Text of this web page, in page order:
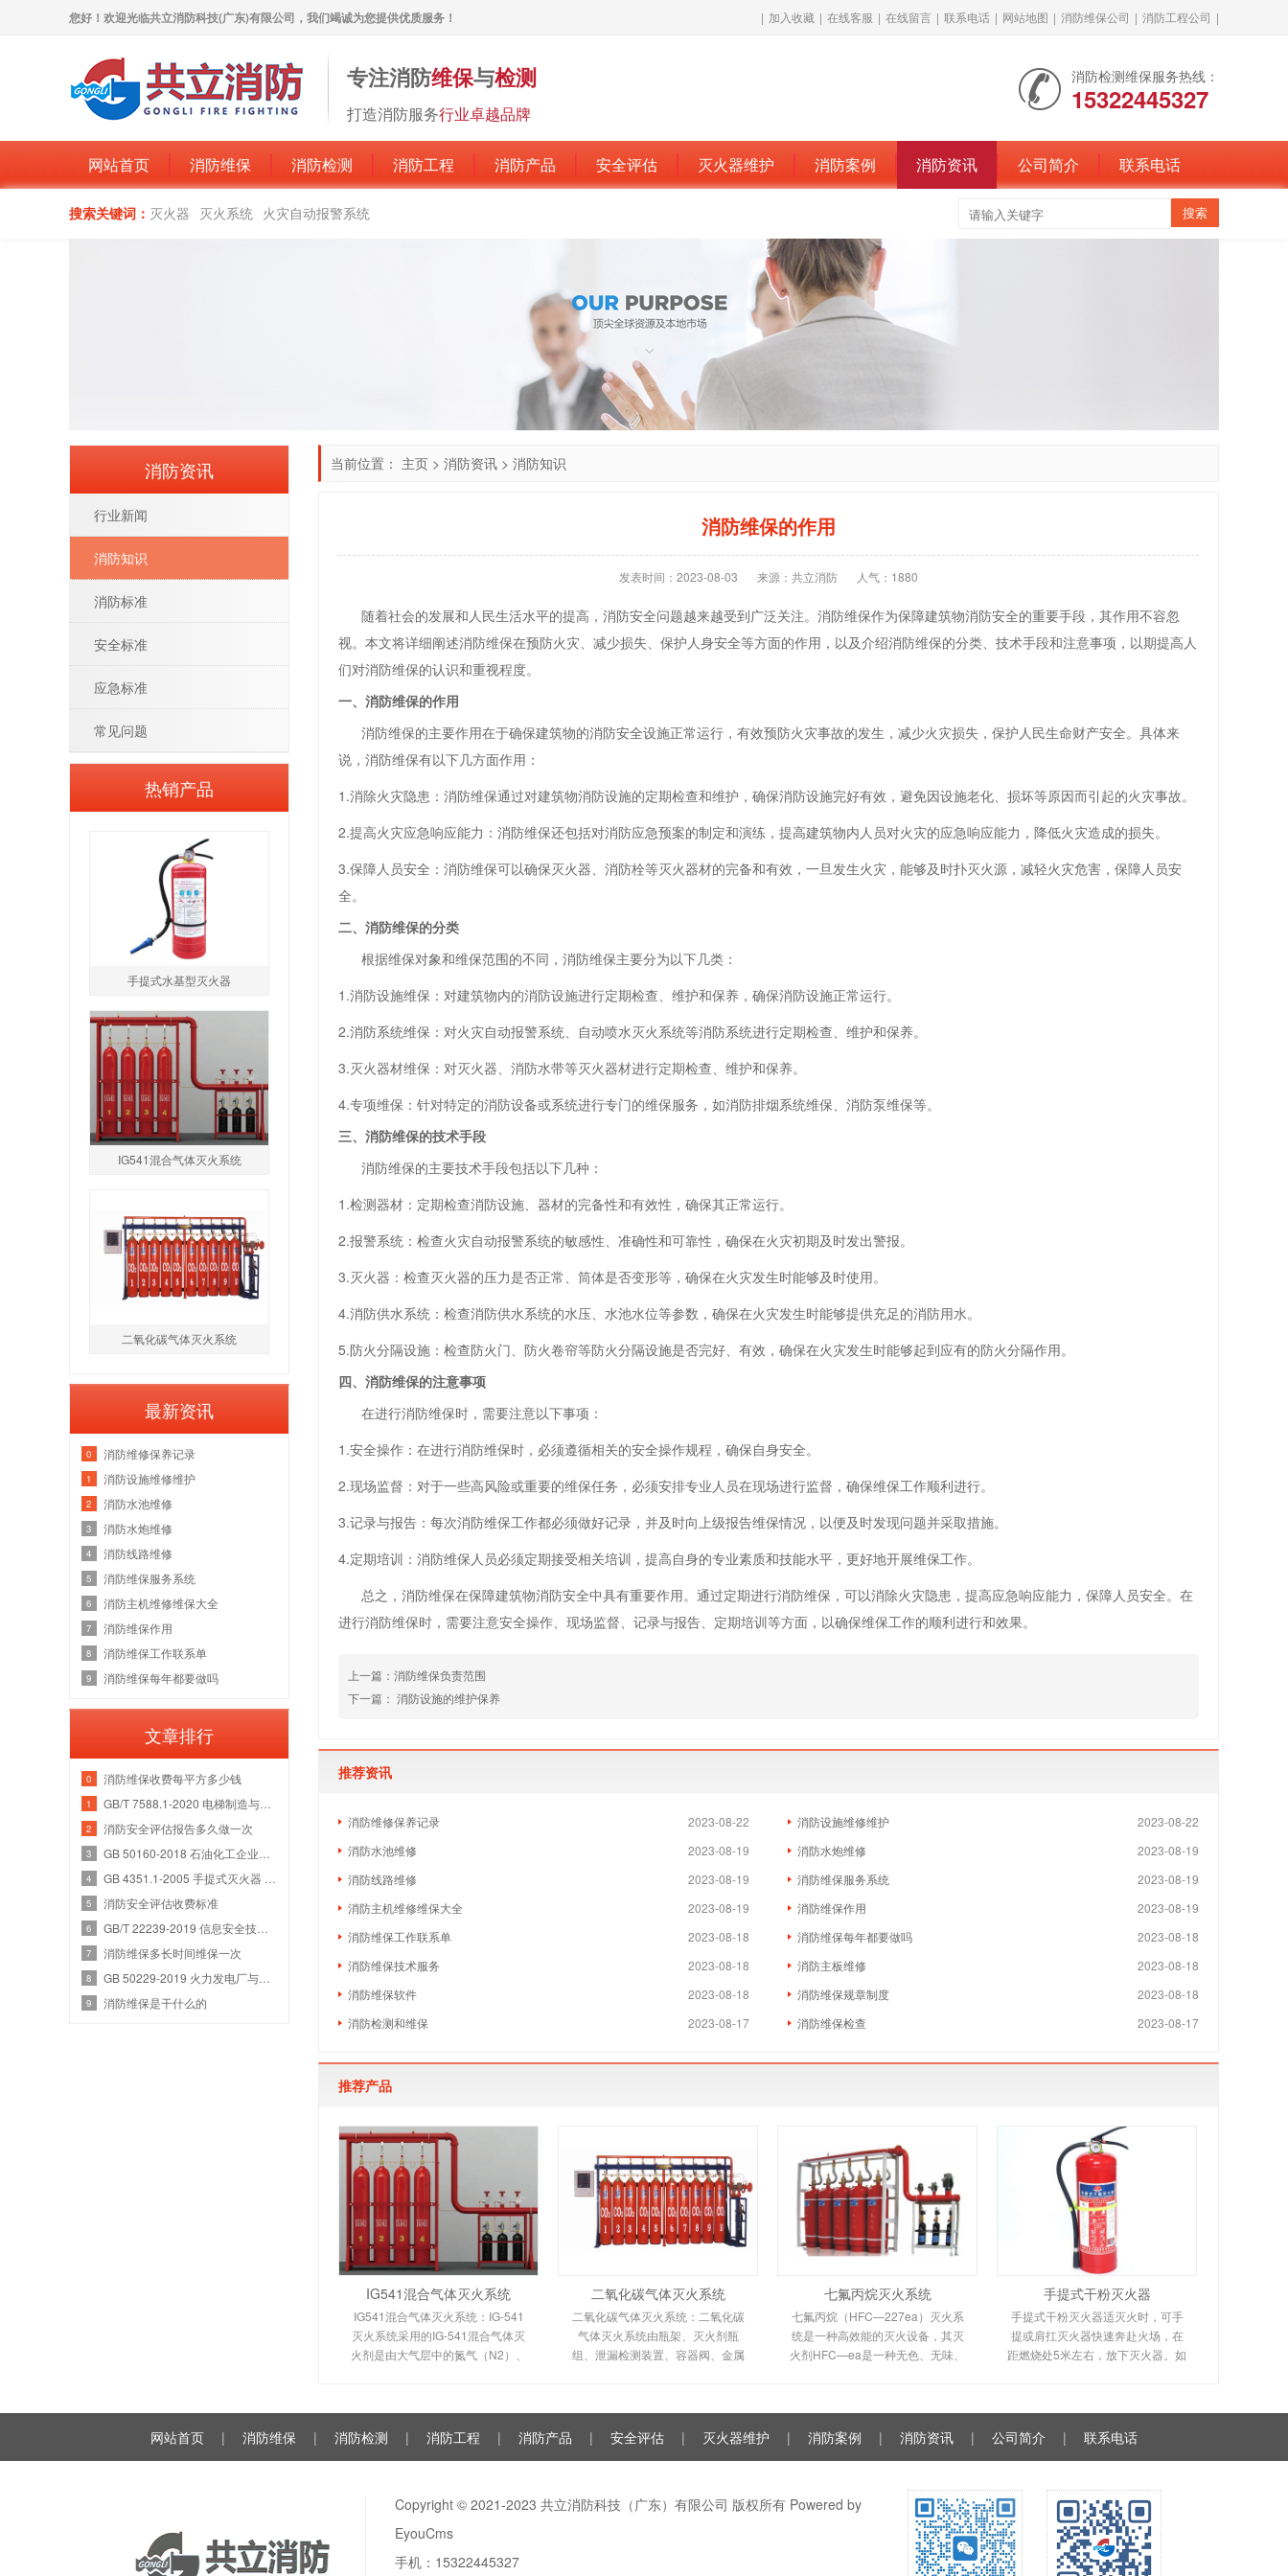
您好！欢迎光临共立消防科技(广东)有限公司，我们竭诚为您提供优质服务！ | 加入收藏 | 在线客服 | 在线留言 | 联系电话 | 网站地图 | 消防维保公司 | 消防工程公司 |
专注消防维保与检测
打造消防服务行业卓越品牌
消防检测维保服务热线：
15322445327
网站首页 消防维保 消防检测 消防工程 消防产品 安全评估 灭火器维护 消防案例 消防资讯 公司简介 联系电话
搜索关键词： 灭火器 灭火系统 火灾自动报警系统
当前位置： 主页 > 消防资讯 > 消防知识
消防维保的作用
发表时间：2023-08-03 来源：共立消防 人气： 1880
随着社会的发展和人民生活水平的提高，消防安全问题越来越受到广泛关注。消防维保作为保障建筑物消防安全的重要手段，其作用不容忽
视。本文将详细阐述消防维保在预防火灾、减少损失、保护人身安全等方面的作用，以及介绍消防维保的分类、技术手段和注意事项，以期提高人
们对消防维保的认识和重视程度。
一、消防维保的作用
消防维保的主要作用在于确保建筑物的消防安全设施正常运行，有效预防火灾事故的发生，减少火灾损失，保护人民生命财产安全。具体来
说，消防维保有以下几方面作用：
1.消除火灾隐患：消防维保通过对建筑物消防设施的定期检查和维护，确保消防设施完好有效，避免因设施老化、损坏等原因而引起的火灾事故。
2.提高火灾应急响应能力：消防维保还包括对消防应急预案的制定和演练，提高建筑物内人员对火灾的应急响应能力，降低火灾造成的损失。
3.保障人员安全：消防维保可以确保灭火器、消防栓等灭火器材的完备和有效，一旦发生火灾，能够及时扑灭火源，减轻火灾危害，保障人员安
全。
二、消防维保的分类
根据维保对象和维保范围的不同，消防维保主要分为以下几类：
1.消防设施维保：对建筑物内的消防设施进行定期检查、维护和保养，确保消防设施正常运行。
2.消防系统维保：对火灾自动报警系统、自动喷水灭火系统等消防系统进行定期检查、维护和保养。
3.灭火器材维保：对灭火器、消防水带等灭火器材进行定期检查、维护和保养。
4.专项维保：针对特定的消防设备或系统进行专门的维保服务，如消防排烟系统维保、消防泵维保等。
三、消防维保的技术手段
消防维保的主要技术手段包括以下几种：
1.检测器材：定期检查消防设施、器材的完备性和有效性，确保其正常运行。
2.报警系统：检查火灾自动报警系统的敏感性、准确性和可靠性，确保在火灾初期及时发出警报。
3.灭火器：检查灭火器的压力是否正常、筒体是否变形等，确保在火灾发生时能够及时使用。
4.消防供水系统：检查消防供水系统的水压、水池水位等参数，确保在火灾发生时能够提供充足的消防用水。
5.防火分隔设施：检查防火门、防火卷帘等防火分隔设施是否完好、有效，确保在火灾发生时能够起到应有的防火分隔作用。
四、消防维保的注意事项
在进行消防维保时，需要注意以下事项：
1.安全操作：在进行消防维保时，必须遵循相关的安全操作规程，确保自身安全。
2.现场监督：对于一些高风险或重要的维保任务，必须安排专业人员在现场进行监督，确保维保工作顺利进行。
3.记录与报告：每次消防维保工作都必须做好记录，并及时向上级报告维保情况，以便及时发现问题并采取措施。
4.定期培训：消防维保人员必须定期接受相关培训，提高自身的专业素质和技能水平，更好地开展维保工作。
总之，消防维保在保障建筑物消防安全中具有重要作用。通过定期进行消防维保，可以消除火灾隐患，提高应急响应能力，保障人员安全。在
进行消防维保时，需要注意安全操作、现场监督、记录与报告、定期培训等方面，以确保维保工作的顺利进行和效果。
上一篇：消防维保负责范围
下一篇： 消防设施的维护保养
推荐资讯
2023-08-22
消防维修保养记录 2023-08-22
消防设施维修维护
2023-08-19
消防水池维修 2023-08-19
消防水炮维修
2023-08-19
消防线路维修 2023-08-19
消防维保服务系统
2023-08-19
消防主机维修维保大全 2023-08-19
消防维保作用
2023-08-18
消防维保工作联系单 2023-08-18
消防维保每年都要做吗
2023-08-18
消防维保技术服务 2023-08-18
消防主板维修
2023-08-18
消防维保软件 2023-08-18
消防维保规章制度
2023-08-17
消防检测和维保 2023-08-17
消防维保检查
推荐产品
IG541混合气体灭火系统
IG541混合气体灭火系统：IG-541
灭火系统采用的IG-541混合气体灭
火剂是由大气层中的氮气（N2）、
例混合而成的一种灭火剂
二氧化碳气体灭火系统
二氧化碳气体灭火系统：二氧化碳
气体灭火系统由瓶架、灭火剂瓶
组、泄漏检测装置、容器阀、金属
反馈装置、灭火剂输送管、喷嘴、
驱动气体瓶组、电磁驱动
七氟丙烷灭火系统
七氟丙烷（HFC—227ea）灭火系
统是一种高效能的灭火设备，其灭
火剂HFC—ea是一种无色、无味、
（ODP）为零，是卤代烷1211、
130
手提式干粉灭火器
手提式干粉灭火器适灭火时，可手
提或肩扛灭火器快速奔赴火场，在
距燃烧处5米左右，放下灭火器。如
式的，操作者应一手紧握喷枪、另
一手提起储气瓶上的
消防资讯
行业新闻
消防知识
消防标准
安全标准
应急标准
常见问题
热销产品
手提式水基型灭火器
IG541混合气体灭火系统
二氧化碳气体灭火系统
最新资讯
0 消防维修保养记录
1 消防设施维修维护
2 消防水池维修
3 消防水炮维修
4 消防线路维修
5 消防维保服务系统
6 消防主机维修维保大全
7 消防维保作用
8 消防维保工作联系单
9 消防维保每年都要做吗
文章排行
0 消防维保收费每平方多少钱
1
2 消防安全评估报告多久做一次
3
4
5 消防安全评估收费标准
6
7 消防维保多长时间维保一次
8
9 消防维保是干什么的
网站首页 | 消防维保 | 消防检测 | 消防工程 | 消防产品 | 安全评估 | 灭火器维护 | 消防案例 | 消防资讯 | 公司简介 | 联系电话
Copyright © 2021-2023 共立消防科技（广东）有限公司 版权所有 Powered by
EyouCms
手机：15322445327